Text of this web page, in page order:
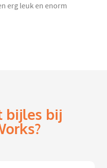
erg leuk en enorm
bijles bij